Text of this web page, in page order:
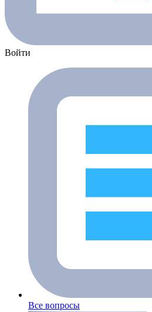
Войти
Все вопросы